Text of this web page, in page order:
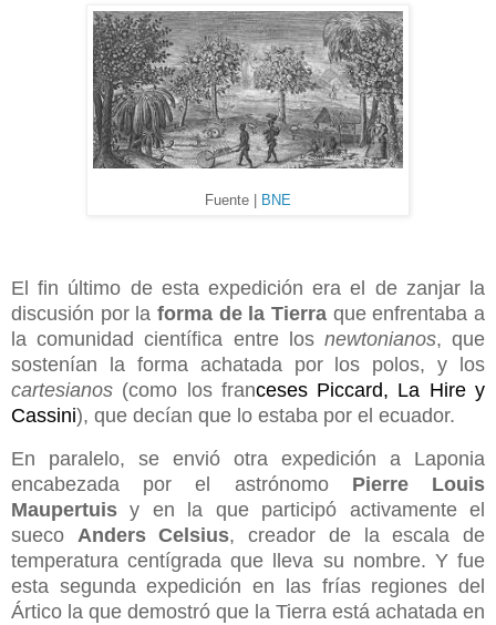
Fuente | BNE
El fin último de esta expedición era el de zanjar la
discusión por la forma de la Tierra que enfrentaba a
la comunidad científica entre los newtonianos, que
sostenían la forma achatada por los polos, y los
cartesianos (como los franceses Piccard, La Hire y
Cassini), que decían que lo estaba por el ecuador.
En paralelo, se envió otra expedición a Laponia
encabezada por el astrónomo Pierre Louis
Maupertuis y en la que participó activamente el
sueco Anders Celsius, creador de la escala de
temperatura centígrada que lleva su nombre. Y fue
esta segunda expedición en las frías regiones del
Ártico la que demostró que la Tierra está achatada en